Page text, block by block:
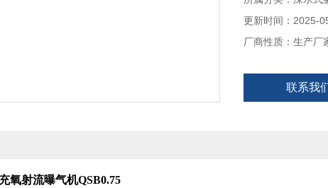
更新时间：2025-
厂商性质：生产厂
联系我
氧射流曝气机QSB0.75